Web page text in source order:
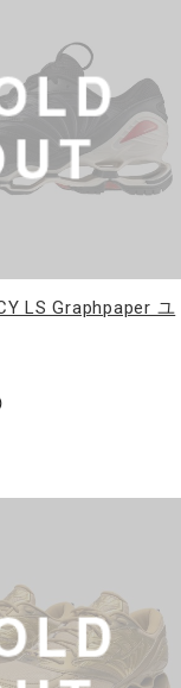
LS Graphpaper ユ